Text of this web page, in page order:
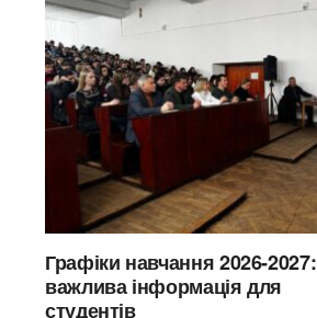
Графіки навчання 2026-2027:
важлива інформація для
студентів